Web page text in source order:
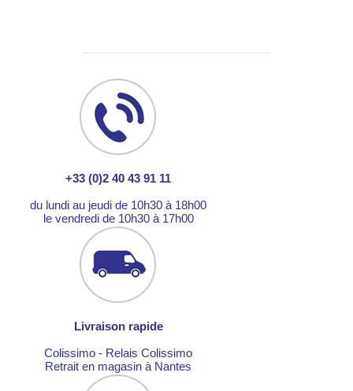
+33 (0)2 40 43 91 11
du lundi au jeudi de 10h30 à 18h00
le vendredi de 10h30 à 17h00
Livraison rapide
Colissimo - Relais Colissimo
Retrait en magasin à Nantes